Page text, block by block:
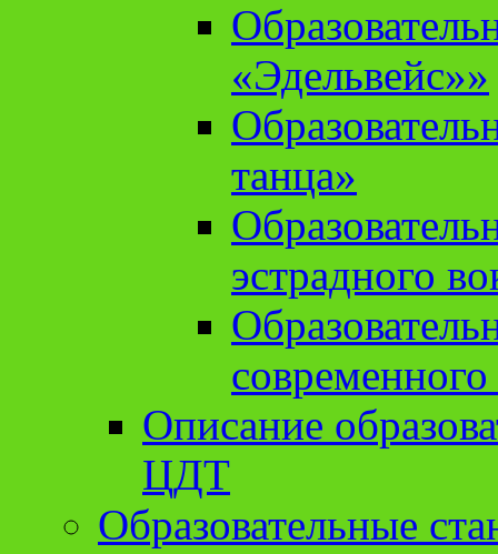
«Эдельвейс»»
танца»
эстрадного
Описание
ЦДТ
Образовательные